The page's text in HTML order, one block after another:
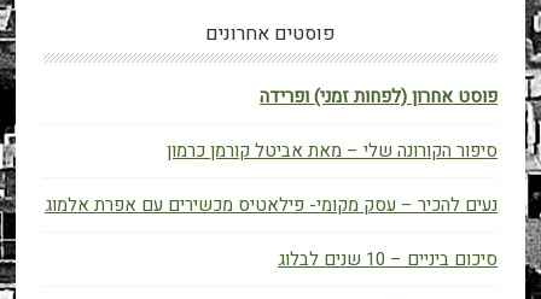
פוסטים אחרונים
פוסט אחרון (לפחות זמני) ופרידה
סיפור הקורונה שלי – מאת אביטל קורמן כרמון
נעים להכיר – עסק מקומי- פילאטיס מכשירים עם אפרת אלמוג
סיכום ביניים – 10 שנים לבלוג